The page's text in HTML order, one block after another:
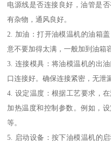
电源线是否连接良好，油管是
有杂物，通风良好。
2. 加油：打开油模温机的油箱
意不要加得太满，一般加到油箱
3. 连接模具：将油模温机的出
口连接好。确保连接紧密，无泄
4. 设定温度：根据工艺要求，
加热温度和控制参数。例如，
等。
5. 启动设备：按下油模温机的